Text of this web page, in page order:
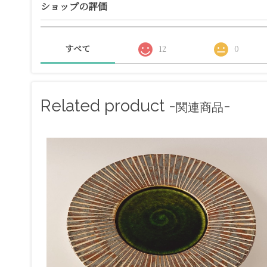
ショップの評価
すべて 12 0
Related product -関連商品-